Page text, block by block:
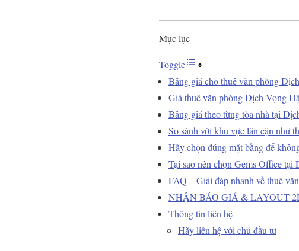
Mục lục
Toggle
Bảng giá cho thuê văn phòng
Giá thuê văn phòng Dịch Vọng
Bảng giá theo từng tòa nhà tại
So sánh với khu vực lân cận như
Hãy chọn đúng mặt bằng để
Tại sao nên chọn Gems Office tại
FAQ – Giải đáp nhanh về thuê
NHẬN BÁO GIÁ & LAYOUT
Thông tin liên hệ
Hãy liên hệ với chủ đầu tư